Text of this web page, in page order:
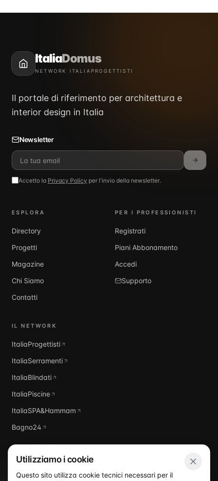
ItaliaDomus
NETWORK ITALIAPROGETTISTI
Il portale di riferimento per architettura e
interior design in Italia
Newsletter
Accetto la Privacy Policy per l'invio della newsletter.
ESPLORA
Directory
Progetti
Magazine
Chi Siamo
Contatti
PER I PROFESSIONISTI
Registrati
Piani Abbonamento
Accedi
Supporto
IL NETWORK
ItaliaProgettisti
ItaliaSerramenti
ItaliaBlindati
ItaliaPiscine
ItaliaSPA&Hammam
Bagno24
Utilizziamo i cookie
Questo sito utilizza cookie tecnici necessari per il